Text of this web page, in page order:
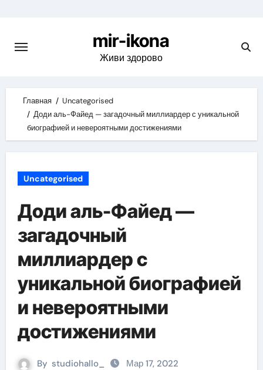
content
mir-ikona
Живи здорово
Главная
Uncategorised
Доди аль-Файед — загадочный миллиардер с уникальной
биографией и невероятными достижениями
Uncategorised
Доди аль-Файед —
загадочный
миллиардер с
уникальной биографией
и невероятными
достижениями
By studiohallo_ Мар 17, 2022